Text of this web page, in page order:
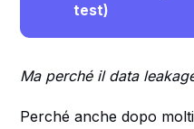
test)
Ma perché il data
Perché anche dopo